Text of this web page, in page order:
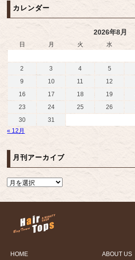
カレンダー
2026年8月
日 月 火 水
2
3 4 5
9
10 11 12
16
17 18 19
23
24 25 26
30
31
« 12月
月刊アーカイブ
HOME ABOUT US